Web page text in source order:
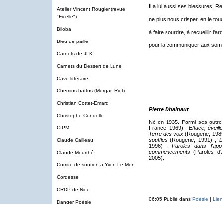
Atelier Vincent Rougier (revue
"Ficelle")
Biloba
Bleu de paille
Carnets de JLK
Carnets du Dessert de Lune
Cave littéraire
Chemins battus (Morgan Riet)
Christian Cottet-Emard
Christophe Condello
CIPM
Claude Cailleau
Claude Mourthé
Comité de soutien à Yvon Le Men
Cordesse
CRDP de Nice
Danger Poésie
Il a lui aussi ses blessures.
ne plus nous crisper, en le
à faire sourdre, à recueillir
pour la communiquer aux
Pierre Dhainaut
Né en 1935. Parmi ses
France, 1969) ; Efface, éveille
Terre des voix (Rougerie,
souffles(Rougerie, 1991) ;
1996) ;Paroles dans
commencements(Paroles
2005).
06:05 Publié dans Poésie |